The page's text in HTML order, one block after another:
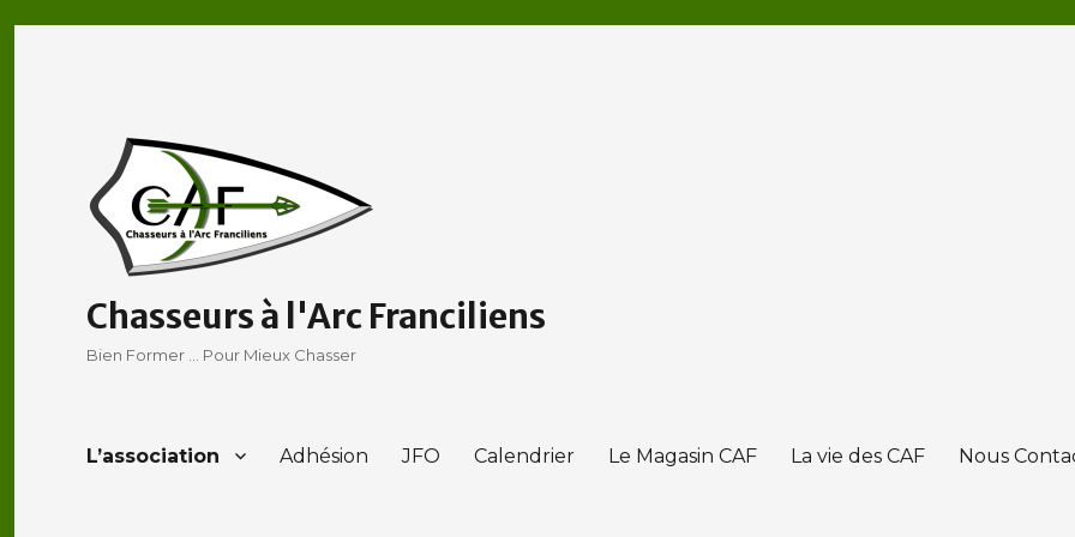
Chasseurs à l'Arc Franciliens
Bien Former … Pour Mieux Chasser
L’association Adhésion JFO Calendrier Le Magasin CAF La vie des CAF Nous